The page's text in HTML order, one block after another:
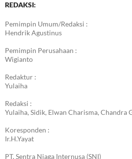
REDAKSI:
Pemimpin Umum/Redaksi :
Hendrik Agustinus
Pemimpin Perusahaan :
Wigianto
Redaktur :
Yulaiha
Redaksi :
Yulaiha, Sidik, Elwan Charisma, Chandra
Koresponden :
Ir.H.Yayat
PT. Sentra Niaga Internusa (SNI)